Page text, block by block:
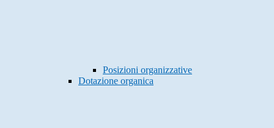
Posizioni organizzative
Dotazione organica